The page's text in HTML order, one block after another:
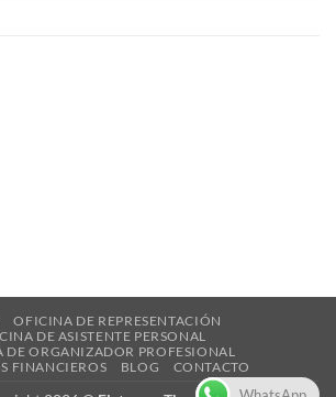
OFICINA DE REPRESENTACIÓN
DE ASISTENTE PERSONAL
DE ORGANIZADOR PROFESIONAL
FINANCIEROS
BLOG CONTACTO